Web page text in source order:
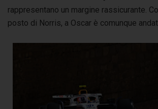
rappresentano un margine rassicurante.
posto di Norris, a Oscar è comunque